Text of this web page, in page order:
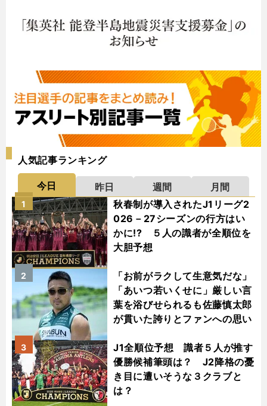
人気記事ランキング
今日 昨日 週間
月間
秋春制が導入されたJ1リーグ2
026－27シーズンの行方はい
かに!? ５人の識者が全順位を
大胆予想
1
「お前がラクして生意気だな」
「あいつ若いくせに」厳しい言
葉を浴びせられるも佐藤慎太郎
が貫いた誇りとファンへの思い
2
J1全順位予想 識者５人が推す
優勝候補筆頭は？ J2降格の憂
き目に遭いそうな３クラブと
は？
3